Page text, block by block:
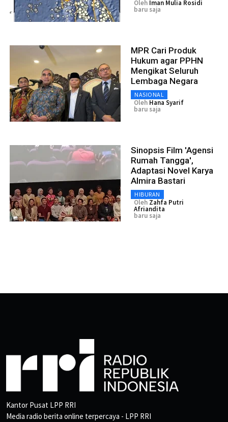
Oleh Iman Mulia Rosidi
baru saja
MPR Cari Produk
Hukum agar PPHN
Mengikat Seluruh
Lembaga Negara
NASIONAL
Oleh Hana Syarif
baru saja
Sinopsis Film 'Agensi
Rumah Tangga',
Adaptasi Novel Karya
Almira Bastari
HIBURAN
Oleh Zahfa Putri
Afriandita
baru saja
Kantor Pusat LPP RRI
Media radio berita online terpercaya - LPP RRI